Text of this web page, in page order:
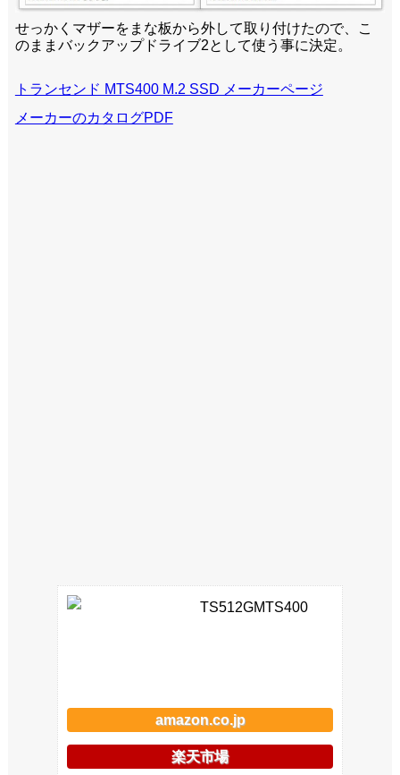
せっかくマザーをまな板から外して取り付けたので、こ
のままバックアップドライブ2として使う事に決定。
トランセンド MTS400 M.2 SSD メーカーページ
メーカーのカタログPDF
TS512GMTS400
amazon.co.jp
楽天市場